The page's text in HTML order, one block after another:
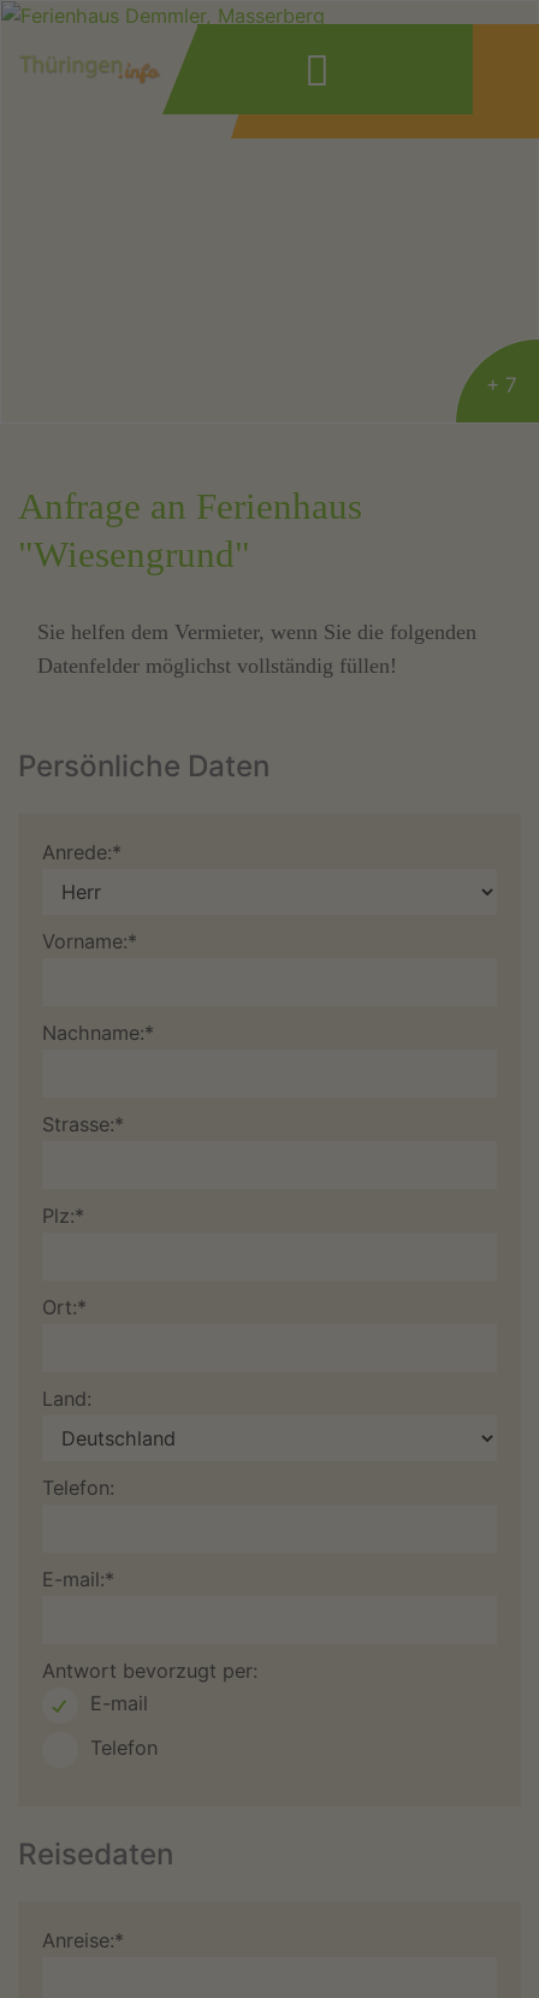
Wonach suchen
+ 7
Anfrage an Ferienhaus
"Wiesengrund"
Sie helfen dem Vermieter, wenn Sie die folgenden
Datenfelder möglichst vollständig füllen!
Persönliche Daten
Anrede:*
Vorname:*
Nachname:*
Strasse:*
Plz:*
Ort:*
Land:
Telefon:
E-mail:*
Antwort bevorzugt per:
E-mail
Telefon
Reisedaten
Anreise:*